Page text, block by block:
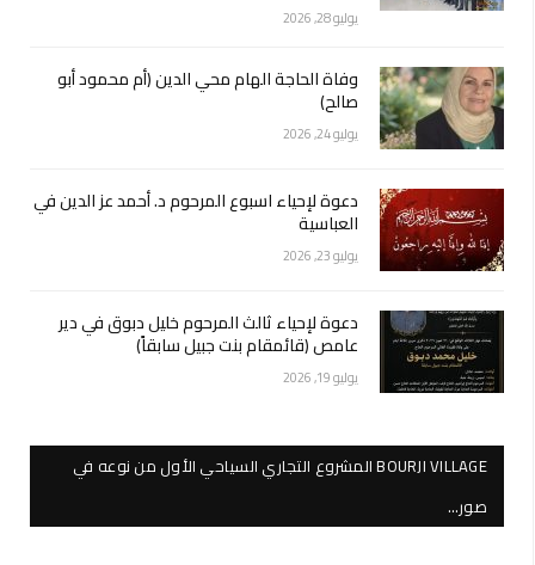
يوليو 28, 2026
وفاة الحاجة الهام محي الدين (أم محمود أبو
صالح)
يوليو 24, 2026
دعوة لإحياء اسبوع المرحوم د. أحمد عز الدين في
العباسية
يوليو 23, 2026
دعوة لإحياء ثالث المرحوم خليل دبوق في دير
عامص (قائمقام بنت جبيل سابقاً)
يوليو 19, 2026
BOURJI VILLAGE المشروع التجاري السياحي الأول من نوعه في
صور…